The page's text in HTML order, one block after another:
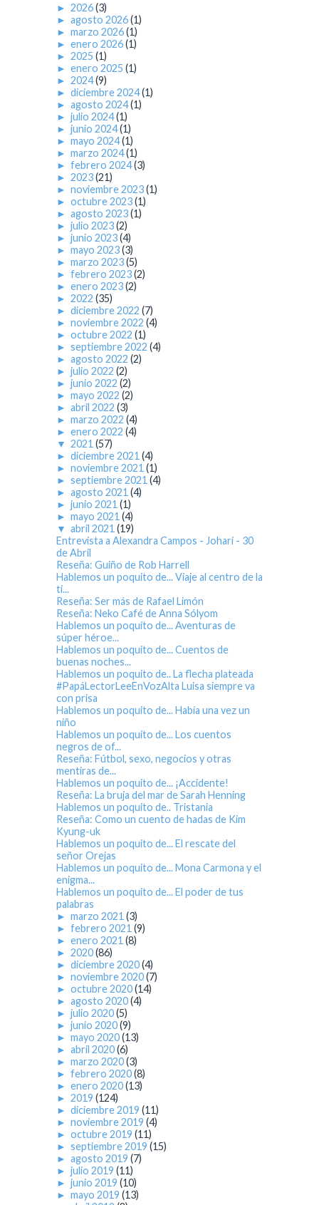
► 2026(3)
► agosto 2026(1)
► marzo 2026(1)
► enero 2026(1)
► 2025 (1)
► enero 2025 (1)
► 2024(9)
► diciembre 2024(1)
► agosto 2024(1)
► julio 2024(1)
► junio 2024(1)
► mayo 2024(1)
► marzo 2024(1)
► febrero 2024(3)
► 2023(21)
► noviembre 2023(1)
► octubre 2023(1)
► agosto 2023(1)
► julio 2023(2)
► junio 2023(4)
► mayo 2023(3)
► marzo 2023(5)
► febrero 2023(2)
► enero 2023(2)
► 2022 (35)
► diciembre 2022 (7)
► noviembre 2022 (4)
► octubre 2022 (1)
► septiembre 2022 (4)
► agosto 2022 (2)
► julio 2022 (2)
► junio 2022 (2)
► mayo 2022 (2)
► abril 2022 (3)
► marzo 2022 (4)
► enero 2022 (4)
▼ 2021 (57)
► diciembre 2021 (4)
► noviembre 2021 (1)
► septiembre 2021 (4)
► agosto 2021 (4)
► junio 2021 (1)
► mayo 2021 (4)
▼ abril 2021 (19)
Entrevista a Alexandra Campos - Johari - 30
de Abril
Reseña: Guiño de Rob Harrell
Hablemos un poquito de... Viaje al centro de la
ti...
Reseña: Ser más de Rafael Limón
Reseña: Neko Café de Anna Sólyom
Hablemos un poquito de... Aventuras de
súper héroe...
Hablemos un poquito de... Cuentos de
buenas noches...
Hablemos un poquito de.. La flecha plateada
#PapáLectorLeeEnVozAlta Luisa siempre va
con prisa
Hablemos un poquito de... Había una vez un
niño
Hablemos un poquito de... Los cuentos
negros de of...
Reseña: Fútbol, sexo, negocios y otras
mentiras de...
Hablemos un poquito de... ¡Accidente!
Reseña: La bruja del mar de Sarah Henning
Hablemos un poquito de.. Tristania
Reseña: Como un cuento de hadas de Kim
Kyung-uk
Hablemos un poquito de... El rescate del
señor Orejas
Hablemos un poquito de... Mona Carmona y el
enigma...
Hablemos un poquito de... El poder de tus
palabras
► marzo 2021 (3)
► febrero 2021 (9)
► enero 2021 (8)
► 2020(86)
► diciembre 2020(4)
► noviembre 2020(7)
► octubre 2020(14)
► agosto 2020(4)
► julio 2020(5)
► junio 2020(9)
► mayo 2020(13)
► abril 2020(6)
► marzo 2020(3)
► febrero 2020(8)
► enero 2020(13)
► 2019 (124)
► diciembre 2019 (11)
► noviembre 2019 (4)
► octubre 2019 (11)
► septiembre 2019 (15)
► agosto 2019 (7)
► julio 2019 (11)
► junio 2019 (10)
► mayo 2019 (13)